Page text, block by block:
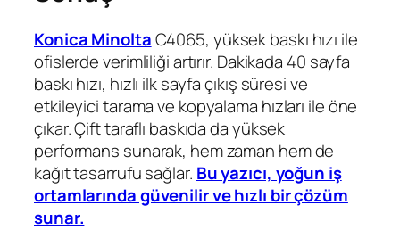
Konica MinoltaC4065, yüksek baskı hızı ile
ofislerde verimliliği artırır. Dakikada 40 sayfa
baskı hızı, hızlı ilk sayfa çıkış süresi ve
etkileyici tarama ve kopyalama hızları ile öne
çıkar. Çift taraflı baskıda da yüksek
performans sunarak, hem zaman hem de
kağıt tasarrufu sağlar. Bu yazıcı, yoğun iş
ortamlarında güvenilir ve hızlı bir çözüm
sunar.